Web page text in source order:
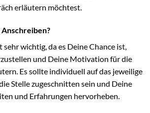
erläutern möchtest.
wichtig, da es Deine Chance ist,
und Deine Motivation für die
Es sollte individuell auf das jeweilige
Stelle zugeschnitten sein und Deine
und Erfahrungen hervorheben.